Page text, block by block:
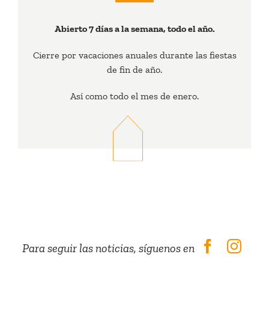
Abierto 7 días a la semana, todo el año.
Cierre por vacaciones anuales durante las fiestas
de fin de año.
Así como todo el mes de enero.
Para seguir las noticias, síguenos en